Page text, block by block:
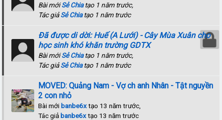
Bài mớiSẻ Chiatạo 1 năm trước,
Tác giảSẻ Chiatạo 1 năm trước
Đã được di dời: Huế (A Lưới) - Cây Mùa Xuân cho
học sinh khó khăn trường GDTX
Bài mớiSẻ Chiatạo 1 năm trước,
Tác giảSẻ Chiatạo 1 năm trước
MOVED: Quảng Nam - Vợ ch anh Nhân - Tật nguyền
2 con nhỏ
Bài mới banbe6xtạo 13 năm trước,
Tác giả banbe6xtạo 13 năm trước